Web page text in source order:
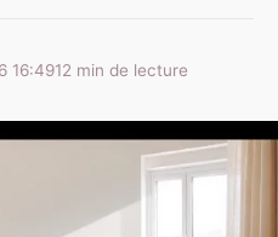
16:4912 min de lecture